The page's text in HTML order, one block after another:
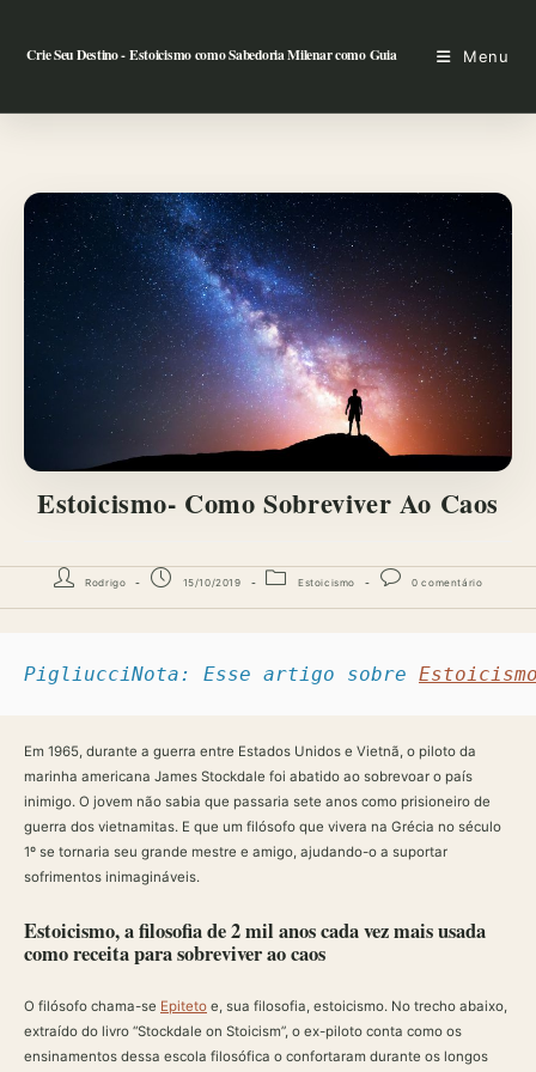
Crie Seu Destino - Estoicismo como Sabedoria Milenar como Guia Menu
Estoicismo- Como Sobreviver Ao Caos
AutorRodrigo
Post15/10/2019
Categoria
Estoicismo
Comentários
0 comentário
PigliucciNota: Esse artigo sobre
Em 1965, durante a guerra entre Estados Unidos e Vietnã, o piloto da
marinha americana James Stockdale foi abatido ao sobrevoar o país
inimigo. O jovem não sabia que passaria sete anos como prisioneiro de
guerra dos vietnamitas. E que um filósofo que vivera na Grécia no século
1º se tornaria seu grande mestre e amigo, ajudando-o a suportar
sofrimentos inimagináveis.
Estoicismo, a filosofia de 2 mil anos cada vez mais usada
como receita para sobreviver ao caos
O filósofo chama-se Epiteto e, sua filosofia, estoicismo. No trecho abaixo,
extraído do livro “Stockdale on Stoicism”, o ex-piloto conta como os
ensinamentos dessa escola filosófica o confortaram durante os longos